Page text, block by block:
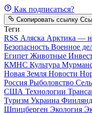
Как подписаться?
Скопировать ссылку
Теги
RSS Аляска Арктика —
Безопасность Военное
Египет Животные
КМНС Культура
Новая Земля Новости
Россия Рыболовство
США Технологии
Туризм Украина
Шпицберген Экология